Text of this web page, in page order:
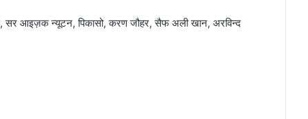
सर आइज़क न्यूटन, पिकासो, करण जौहर, सैफ अली खान, अरविन्द